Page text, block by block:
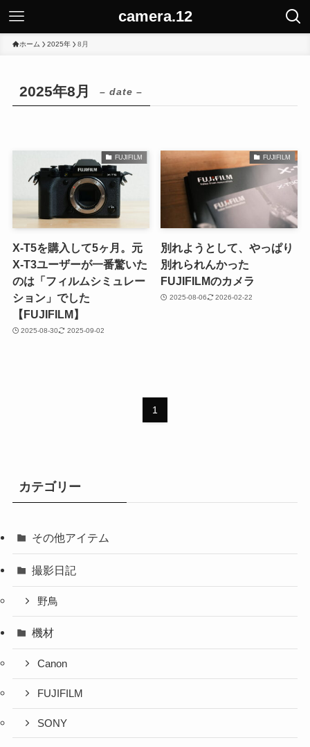
camera.12
ホーム 2025年 8月
2025年8月 – date –
FUJIFILM
X-T5を購入して5ヶ月。元
X-T3ユーザーが一番驚いた
のは「フィルムシミュレー
ション」でした
【FUJIFILM】
2025-08-30 2025-09-02
FUJIFILM
別れようとして、やっぱり
別れられんかった
FUJIFILMのカメラ
2025-08-06 2026-02-22
1
カテゴリー
その他アイテム
撮影日記
野鳥
機材
Canon
FUJIFILM
SONY